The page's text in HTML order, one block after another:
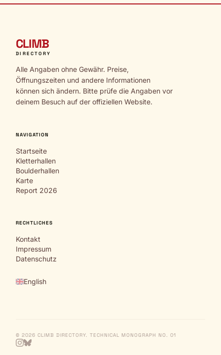
CLIMB
DIRECTORY
Alle Angaben ohne Gewähr. Preise,
Öffnungszeiten und andere Informationen
können sich ändern. Bitte prüfe die Angaben vor
deinem Besuch auf der offiziellen Website.
NAVIGATION
Startseite
Kletterhallen
Boulderhallen
Karte
Report 2026
RECHTLICHES
Kontakt
Impressum
Datenschutz
English
© 2026 CLIMB DIRECTORY. TECHNICAL MONOGRAPH NO. 01